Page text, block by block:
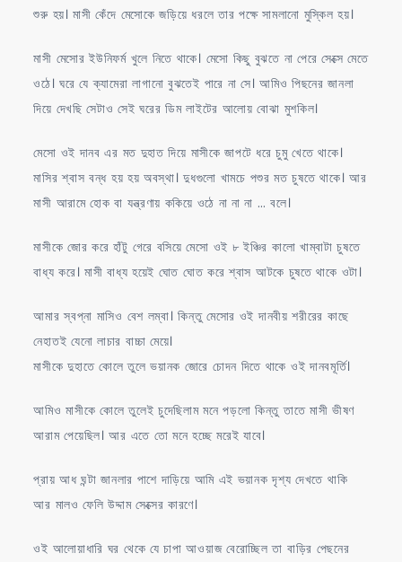
শুরু হয়। মাসী কেঁদে মেসোকে জড়িয়ে ধরলে তার পক্ষে সামলানো মুস্কিল হয়।
মাসী মেসোর ইউনিফর্ম খুলে নিতে থাকে। মেসো কিছু বুঝতে না পেরে সেক্সে মেতে
ওঠে। ঘরে যে ক্যামেরা লাগানো বুঝতেই পারে না সে। আমিও পিছনের জানলা
দিয়ে দেখছি সেটাও সেই ঘরের ডিম লাইটের আলোয় বোঝা মুশকিল।
মেসো ওই দানব এর মত দুহাত দিয়ে মাসীকে জাপটে ধরে চুমু খেতে থাকে।
মাসির শ্বাস বন্ধ হয় হয় অবস্থা। দুধগুলো খামচে পশুর মত চুষতে থাকে। আর
মাসী আরামে হোক বা যন্ত্রণায় ককিয়ে ওঠে না না না … বলে।
মাসীকে জোর করে হাঁটু গেরে বসিয়ে মেসো ওই ৮ ইঞ্চির কালো খাম্বাটা চুষতে
বাধ্য করে। মাসী বাধ্য হয়েই ঘোত ঘোত করে শ্বাস আটকে চুষতে থাকে ওটা।
আমার স্বপ্না মাসিও বেশ লম্বা। কিন্তু মেসোর ওই দানবীয় শরীরের কাছে
নেহাতই যেনো লাচার বাচ্চা মেয়ে।
মাসীকে দুহাতে কোলে তুলে ভয়ানক জোরে চোদন দিতে থাকে ওই দানবমূর্তি।
আমিও মাসীকে কোলে তুলেই চুদেছিলাম মনে পড়লো কিন্তু তাতে মাসী ভীষণ
আরাম পেয়েছিল। আর এতে তো মনে হচ্ছে মরেই যাবে।
প্রায় আধ ঘন্টা জানলার পাশে দাড়িয়ে আমি এই ভয়ানক দৃশ্য দেখতে থাকি
আর মালও ফেলি উদ্দাম সেক্সের কারণে।
ওই আলোয়াধারি ঘর থেকে যে চাপা আওয়াজ বেরোচ্ছিল তা বাড়ির পেছনের